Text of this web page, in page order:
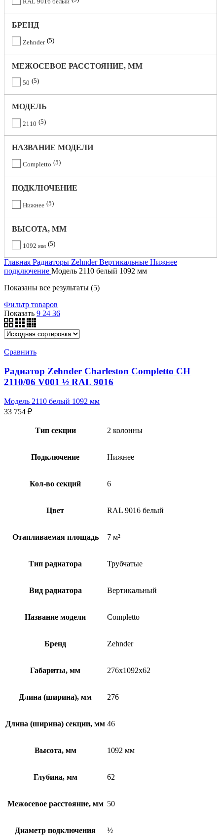
БРЕНД
Zehnder 5
МЕЖОСЕВОЕ РАССТОЯНИЕ, ММ
50 5
МОДЕЛЬ
2110 5
НАЗВАНИЕ МОДЕЛИ
Completto 5
ПОДКЛЮЧЕНИЕ
Нижнее 5
ВЫСОТА, ММ
1092 мм 5
Главная Радиаторы ZehnderВертикальные Нижнее
подключение Модель 2110 белый 1092 мм
Показаны все результаты (5)
Фильтр товаров
Показать 9 24 36
Сравнить
Радиатор Zehnder Charleston Completto CH
2110/06 V001 ½ RAL 9016
Модель 2110 белый 1092 мм
33 754 ₽
Тип секции 2 колонны
Подключение Нижнее
Кол-во секций 6
Цвет RAL 9016 белый
Отапливаемая площадь 7 м²
Тип радиатора Трубчатые
Вид радиатора Вертикальный
Название модели Completto
Бренд Zehnder
Габариты, мм 276x1092x62
Длина (ширина), мм 276
Длина (ширина) секции, мм 46
Высота, мм 1092 мм
Глубина, мм 62
Межосевое расстояние, мм 50
Диаметр подключения ½